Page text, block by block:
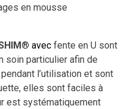
en mousse
® avec fente en U sont
soin particulier afin de
l’utilisation et sont
elles sont faciles à
est systématiquement